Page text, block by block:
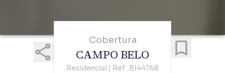
Cobertura
CAMPO BELO
Residencial | Ref.: BI44768